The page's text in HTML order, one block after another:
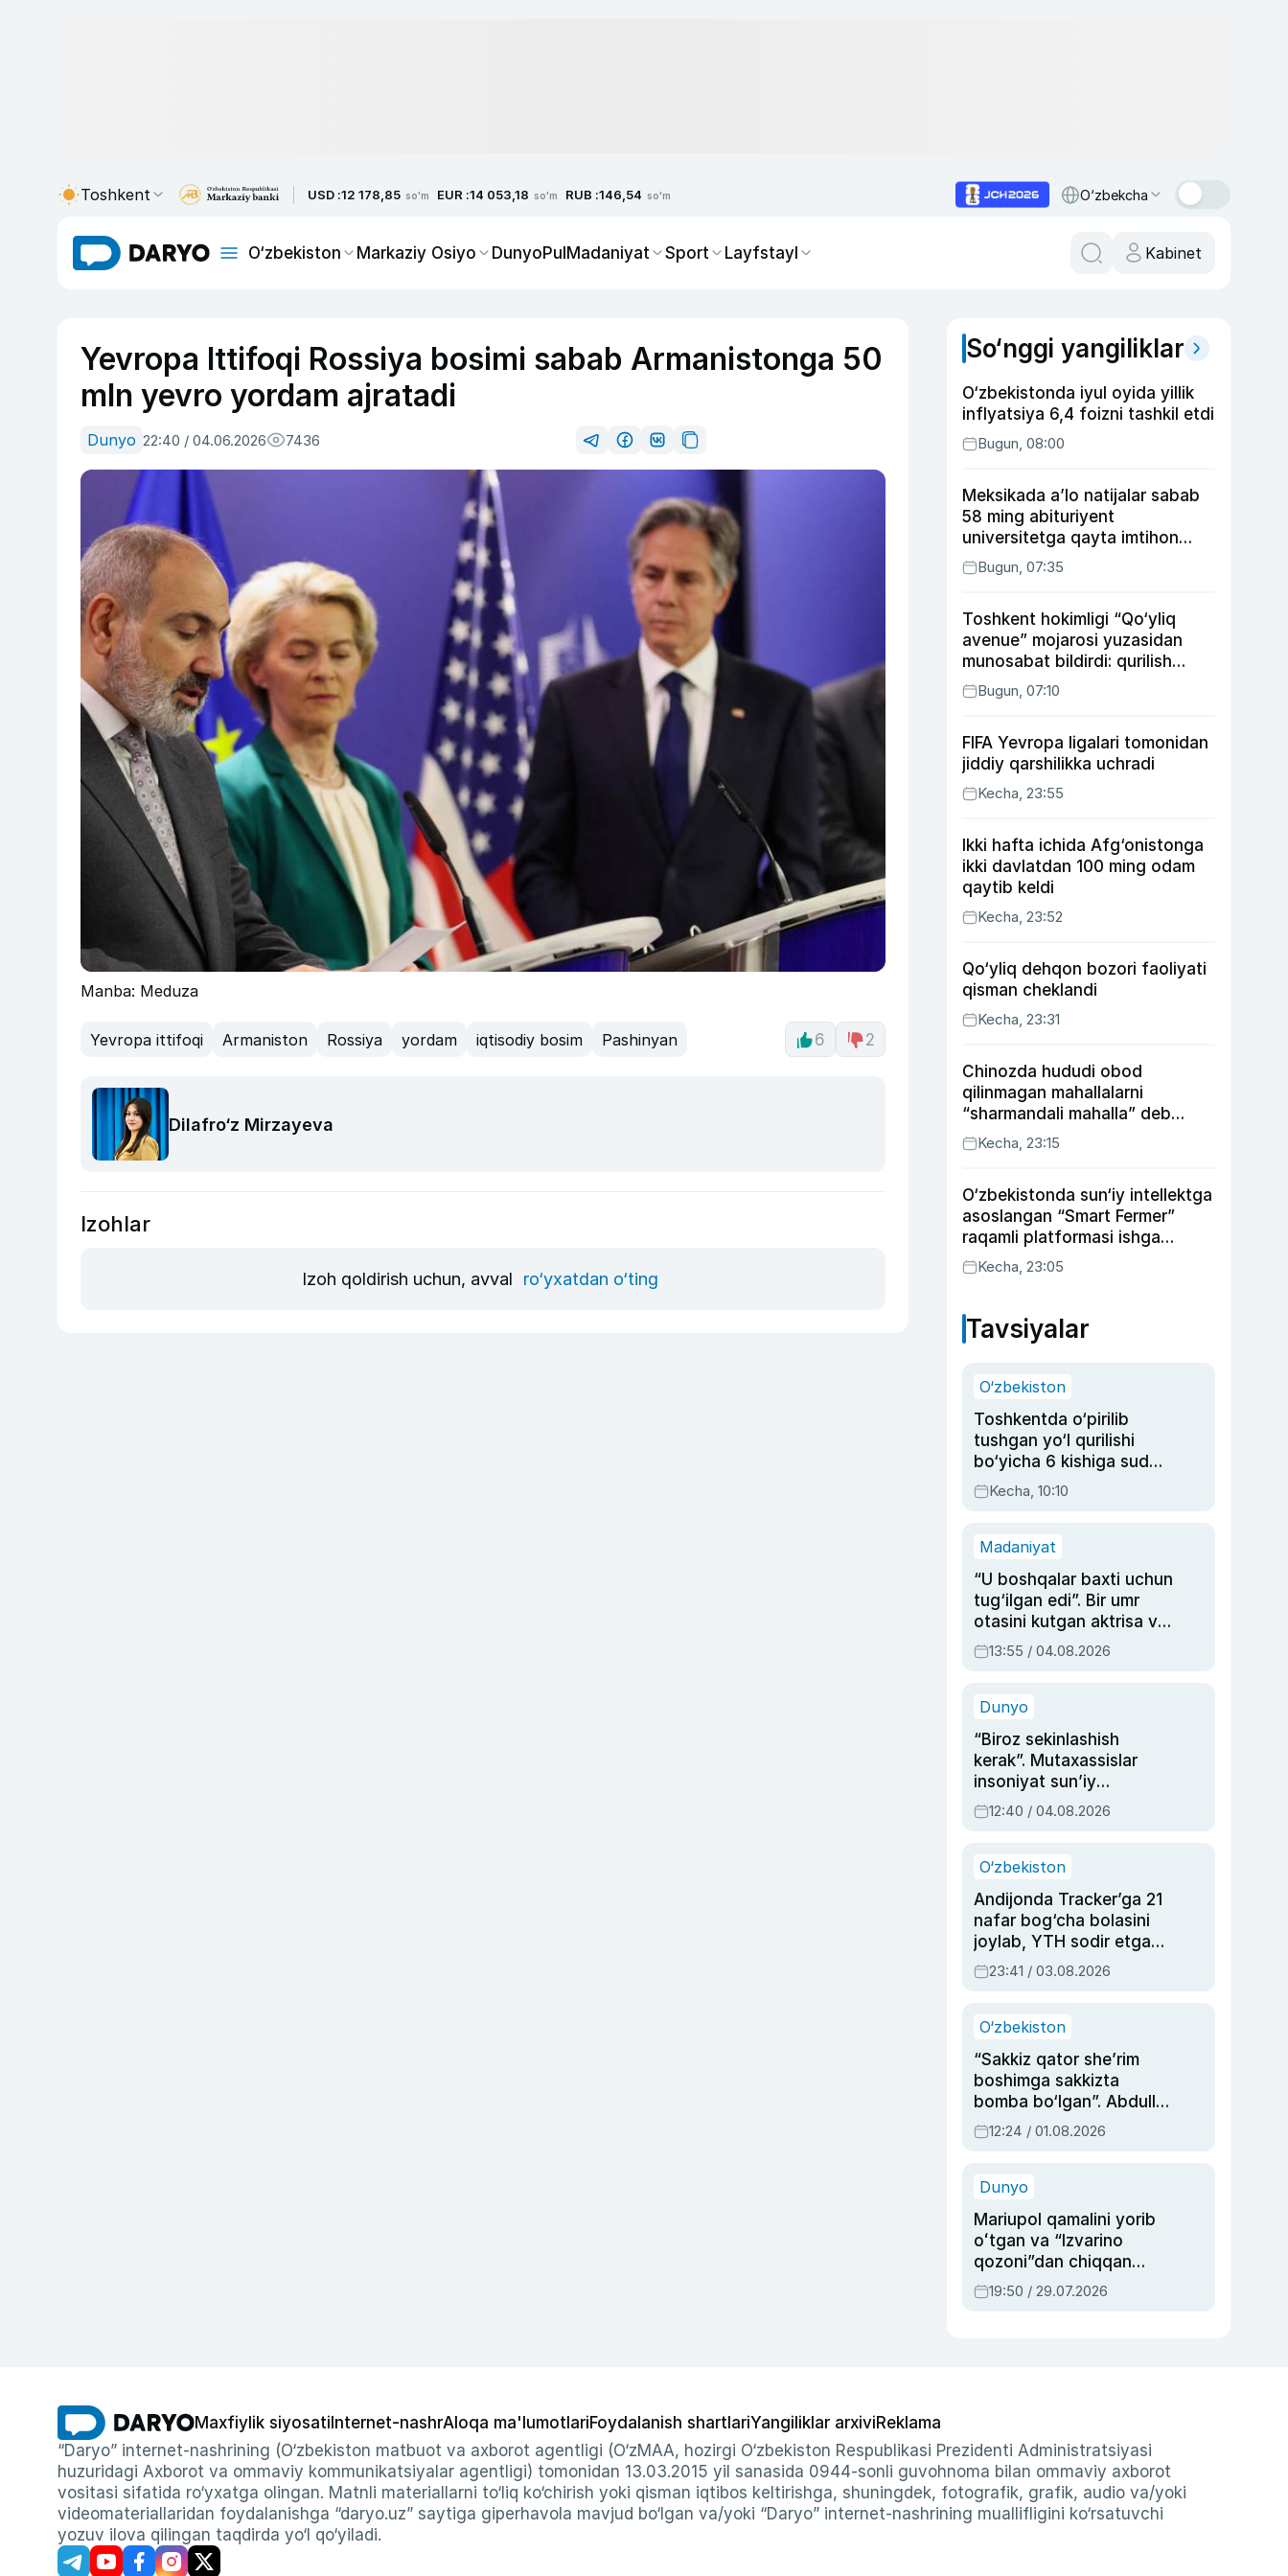
Toshkent USD :12 178,85 so'm EUR :14 053,18 so'm RUB :146,54 so'm O‘zbekcha
O‘zbekiston Markaziy Osiyo DunyoPulMadaniyat Sport Layfstayl Kabinet
Yevropa Ittifoqi Rossiya bosimi sabab Armanistonga 50
mln yevro yordam ajratadi
Dunyo 22:40 / 04.06.2026 7436
Manba: Meduza
Yevropa ittifoqi Armaniston Rossiya yordam iqtisodiy bosim Pashinyan 6 2
Dilafro‘z Mirzayeva
Izohlar
Izoh qoldirish uchun, avval ro‘yxatdan o‘ting
So‘nggi yangiliklar
O‘zbekistonda iyul oyida yillik
inflyatsiya 6,4 foizni tashkil etdi
Bugun, 08:00
Meksikada a’lo natijalar sabab
58 ming abituriyent
universitetga qayta imtihon
topshiradi
Bugun, 07:35
Toshkent hokimligi “Qo‘yliq
avenue” mojarosi yuzasidan
munosabat bildirdi: qurilish
ishlarining 53 foizi yakunlangan
Bugun, 07:10
FIFA Yevropa ligalari tomonidan
jiddiy qarshilikka uchradi
Kecha, 23:55
Ikki hafta ichida Afg‘onistonga
ikki davlatdan 100 ming odam
qaytib keldi
Kecha, 23:52
Qo‘yliq dehqon bozori faoliyati
qisman cheklandi
Kecha, 23:31
Chinozda hududi obod
qilinmagan mahallalarni
“sharmandali mahalla” deb
belgilash boshlandi
Kecha, 23:15
O‘zbekistonda sun‘iy intellektga
asoslangan “Smart Fermer”
raqamli platformasi ishga
tushiriladi
Kecha, 23:05
Tavsiyalar
O‘zbekiston
Toshkentda o‘pirilib
tushgan yo‘l qurilishi
bo‘yicha 6 kishiga sud
hukmi o‘qildi
Kecha, 10:10
Madaniyat
“U boshqalar baxti uchun
tug‘ilgan edi”. Bir umr
otasini kutgan aktrisa va
dublyaj ustasi Rimma
Ahmedovaning
13:55 / 04.08.2026
Dunyo
“Biroz sekinlashish
kerak”. Mutaxassislar
insoniyat sun’iy
intellektni boshqara
olmay qolishidan xavotir
12:40 / 04.08.2026
O‘zbekiston
Andijonda Tracker’ga 21
nafar bog‘cha bolasini
joylab, YTH sodir etgan
ayolga sud hukmi o‘qildi
23:41 / 03.08.2026
O‘zbekiston
“Sakkiz qator she’rim
boshimga sakkizta
bomba bo‘lgan”. Abdulla
Oripovni siyosiy
ayblovlardan asrab
12:24 / 01.08.2026
Dunyo
Mariupol qamalini yorib
oʻtgan va “Izvarino
qozoni”dan chiqqan
qahramon — Ukraina
armiyasi bosh
19:50 / 29.07.2026
Maxfiylik siyosati Internet-nashrAloqa ma'lumotlariFoydalanish shartlariYangiliklar arxiviReklama
“Daryo” internet-nashrining (O‘zbekiston matbuot va axborot agentligi (O‘zMAA, hozirgi O‘zbekiston Respublikasi Prezidenti Administratsiyasi
huzuridagi Axborot va ommaviy kommunikatsiyalar agentligi) tomonidan 13.03.2015 yil sanasida 0944-sonli guvohnoma bilan ommaviy axborot
vositasi sifatida ro‘yxatga olingan. Matnli materiallarni to‘liq ko‘chirish yoki qisman iqtibos keltirishga, shuningdek, fotografik, grafik, audio va/yoki
videomateriallaridan foydalanishga “daryo.uz” saytiga giperhavola mavjud bo‘lgan va/yoki “Daryo” internet-nashrining muallifligini ko‘rsatuvchi
yozuv ilova qilingan taqdirda yo‘l qo‘yiladi.